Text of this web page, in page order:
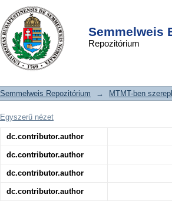
Semmelweis
Repozitórium
Benzyl Isothiocyanate
signaling and
against breast
activation of p53-LKB1
DSpace/Manakin Repository
Semmelweis Repozitórium → MTMT-ben
Egyszerű nézet
dc.contributor.author
dc.contributor.author
dc.contributor.author
dc.contributor.author